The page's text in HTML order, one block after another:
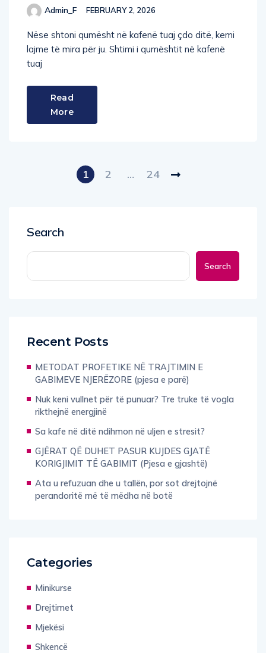
Admin_F FEBRUARY 2, 2026
Nëse shtoni qumësht në kafenë tuaj çdo ditë, kemi
lajme të mira për ju. Shtimi i qumështit në kafenë
tuaj
Read
More
1 2 … 24
Search
Search
Recent Posts
METODAT PROFETIKE NË TRAJTIMIN E
GABIMEVE NJERËZORE (pjesa e parë)
Nuk keni vullnet për të punuar? Tre truke të vogla
rikthejnë energjinë
Sa kafe në ditë ndihmon në uljen e stresit?
GJËRAT QË DUHET PASUR KUJDES GJATË
KORIGJIMIT TË GABIMIT (Pjesa e gjashtë)
Ata u refuzuan dhe u tallën, por sot drejtojnë
perandoritë më të mëdha në botë
Categories
Minikurse
Drejtimet
Mjekësi
Shkencë